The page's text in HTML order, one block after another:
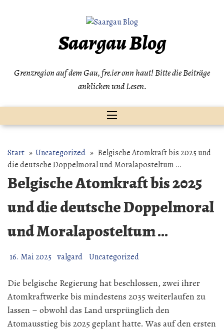
Saargau Blog
Grenzregion auf dem Gau, fre.ier onn haut! Bitte die Beiträge
anklicken und Lesen.
Start » Uncategorized » Belgische Atomkraft bis 2025 und
die deutsche Doppelmoral und Moralaposteltum …
Belgische Atomkraft bis 2025
und die deutsche Doppelmoral
und Moralaposteltum …
16. Mai 2025 valgard Uncategorized
Die belgische Regierung hat beschlossen, zwei ihrer
Atomkraftwerke bis mindestens 2035 weiterlaufen zu
lassen – obwohl das Land ursprünglich den
Atomausstieg bis 2025 geplant hatte. Was auf den ersten